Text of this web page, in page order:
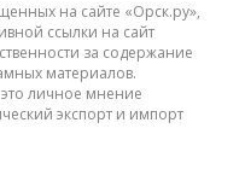
на сайте «Орск.ру»,
ссылки на сайт
за содержание
материалов.
личное мнение
экспорт и импорт